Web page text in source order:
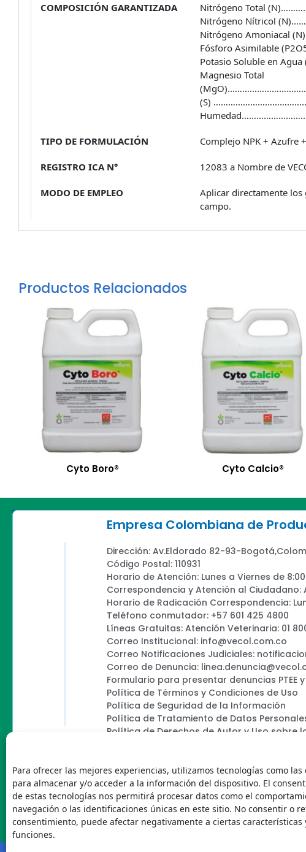
Para ofrecer las mejores experiencias, utilizamos tecnologías como las
para almacenar y/o acceder a la información del dispositivo. El
de estas tecnologías nos permitirá procesar datos como el
navegación o las identificaciones únicas en este sitio. No consentir o
consentimiento, puede afectar negativamente a ciertas características
funciones.
COMPOSICIÓN GARANTIZADA
Nitrógeno Total
Nitrógeno Nítricol
Nitrógeno
Fósforo Asimilable
Potasio Soluble en
Magnesio Total
(S)
TIPO DE FORMULACIÓN Complejo NPK + Azufre
REGISTRO ICA N° 12083 a Nombre de
MODO DE EMPLEO
Aplicar directamente
campo.
Productos Relacionados
Cyto Boro® Cyto Calcio®
Empresa Colombiana de
Dirección: Av.Eldorado 82-93-
Código Postal: 110931
Horario de Atención: Lunes a Viernes de
Correspondencia y Atención al
Horario de Radicación Correspondencia:
Teléfono conmutador: +57 601 425 4800
Líneas Gratuitas: Atención Veterinaria: 01
Correo Institucional: info@vecol.com.co
Correo Notificaciones Judiciales:
Correo de Denuncia:
Formulario para presentar denuncias PTEE y
Política de Términos y Condiciones de Uso
Política de Seguridad de la Información
Política de Tratamiento de Datos Personales
Política de Derechos de Autor y Uso sobre
Vecol